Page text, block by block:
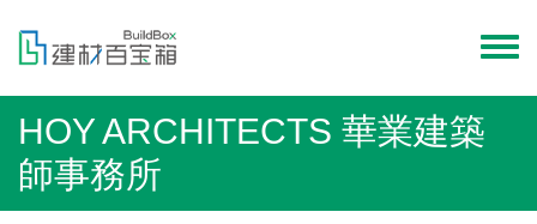
內
容
menu
HOY ARCHITECTS 華業建築
師事務所